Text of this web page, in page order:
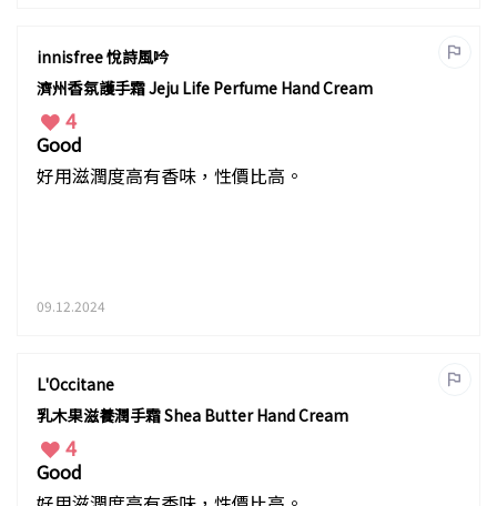
innisfree 悅詩風吟
濟州香氛護手霜 Jeju Life Perfume Hand Cream
4
Good
好用滋潤度高有香味，性價比高。
09.12.2024
L'Occitane
乳木果滋養潤手霜 Shea Butter Hand Cream
4
Good